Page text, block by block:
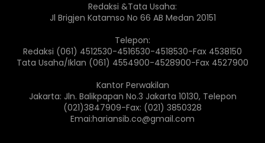
Redaksi &Tata Usaha:
Jl Brigjen Katamso No 66 AB Medan 20151
Telepon:
Redaksi (061) 4512530-4516530-4518530-Fax 4538150
Tata Usaha/Iklan (061) 4554900-4528900-Fax 4527900
Kantor Perwakilan
Jakarta: Jln. Balikpapan No.3 Jakarta 10130, Telepon
(021)3847909-Fax: (021) 3850328
Emai:hariansib.co@gmail.com